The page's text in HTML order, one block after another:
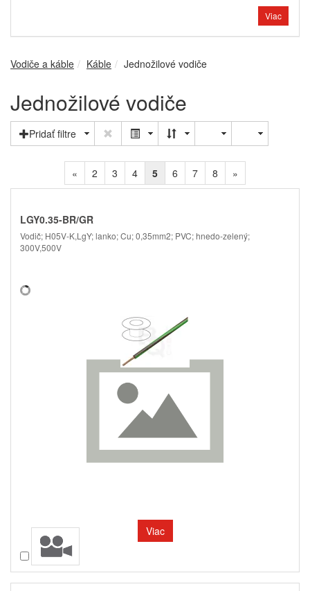
Viac
Vodiče a káble Káble Jednožilové vodiče
Jednožilové vodiče
Pridať filtre
« 2 3 4 5 6 7 8 »
LGY0.35-BR/GR
Vodič; H05V-K,LgY; lanko; Cu; 0,35mm2; PVC; hnedo-zelený;
300V,500V
Viac
Porovnať